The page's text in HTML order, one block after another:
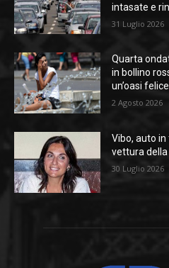
intasate e
31 Luglio 2026
Quarta
in bollino
un’oasi felice
2 Agosto 2026
Vibo, auto
vettura della
30 Luglio 2026